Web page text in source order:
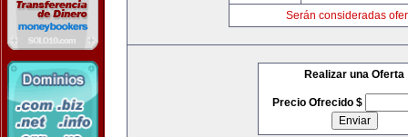
Serán consideradas
Realizar una Oferta
Precio Ofrecido $